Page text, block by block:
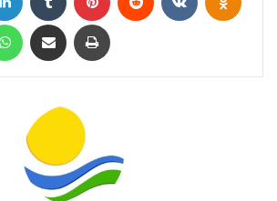
WhatsAppCondividi via mail Stampa